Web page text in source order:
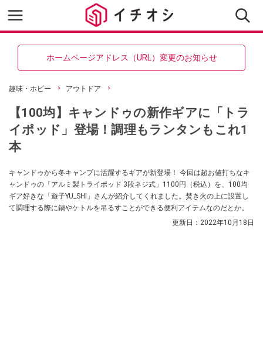
ホームページアドレス（URL）変更のお知らせ
趣味・ホビー アウトドア
【100均】キャンドゥの新作ギアに「トラ
イポッド」登場！調理もランタンもこれ1
本
キャンドゥから冬キャンプに活躍するギアが新登場！ 今回は超お値打ちなキ
ャンドゥの「アルミ製トライポッド 3段ネジ式」1100円（税込）を、100均
ギア好きな「遊子YU_SHI」さんが紹介してくれました。焚き火の上に設置し
て調理する際に鍋やケトルを吊るすことができる便利アイテムなのだとか。
更新日： 2022年10月18日